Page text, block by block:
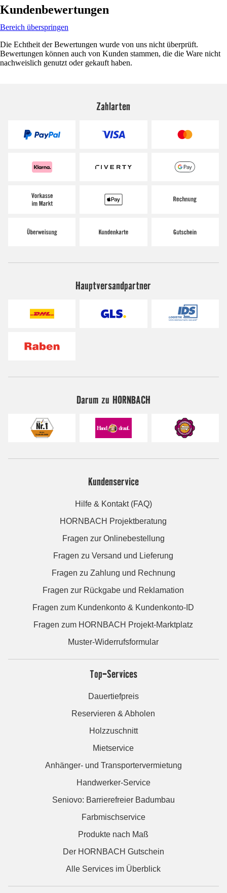
Kundenbewertungen
Bereich überspringen
Die Echtheit der Bewertungen wurde von uns nicht überprüft.
Bewertungen können auch von Kunden stammen, die die Ware nicht
nachweislich genutzt oder gekauft haben.
Zahlarten
Hauptversandpartner
Darum zu HORNBACH
Kundenservice
Hilfe & Kontakt (FAQ)
HORNBACH Projektberatung
Fragen zur Onlinebestellung
Fragen zu Versand und Lieferung
Fragen zu Zahlung und Rechnung
Fragen zur Rückgabe und Reklamation
Fragen zum Kundenkonto & Kundenkonto-ID
Fragen zum HORNBACH Projekt-Marktplatz
Muster-Widerrufsformular
Top-Services
Dauertiefpreis
Reservieren & Abholen
Holzzuschnitt
Mietservice
Anhänger- und Transportervermietung
Handwerker-Service
Seniovo: Barrierefreier Badumbau
Farbmischservice
Produkte nach Maß
Der HORNBACH Gutschein
Alle Services im Überblick